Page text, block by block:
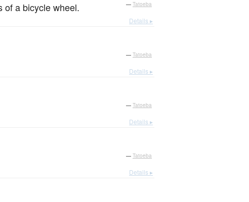
of a bicycle wheel. — Tatoeba
Details ▸
— Tatoeba
Details ▸
— Tatoeba
Details ▸
— Tatoeba
Details ▸